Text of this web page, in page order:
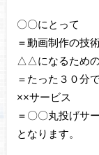
〇〇にとって
＝動画制作の技
△△になるため
＝たった３０分
××サービス
＝〇〇丸投げサ
となります。